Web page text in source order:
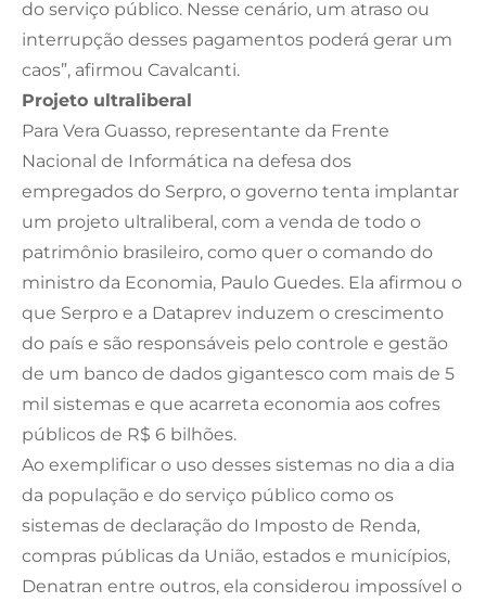
do serviço público. Nesse cenário, um atraso ou
interrupção desses pagamentos poderá gerar um
caos”, afirmou Cavalcanti.
Projeto ultraliberal
Para Vera Guasso, representante da Frente
Nacional de Informática na defesa dos
empregados do Serpro, o governo tenta implantar
um projeto ultraliberal, com a venda de todo o
patrimônio brasileiro, como quer o comando do
ministro da Economia, Paulo Guedes. Ela afirmou o
que Serpro e a Dataprev induzem o crescimento
do país e são responsáveis pelo controle e gestão
de um banco de dados gigantesco com mais de 5
mil sistemas e que acarreta economia aos cofres
públicos de R$ 6 bilhões.
Ao exemplificar o uso desses sistemas no dia a dia
da população e do serviço público como os
sistemas de declaração do Imposto de Renda,
compras públicas da União, estados e municípios,
Denatran entre outros, ela considerou impossível o